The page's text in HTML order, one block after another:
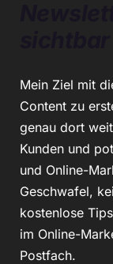
Mein Ziel mit
Content zu
genau dort
Kunden und
und Online-
Geschwafel,
kostenlose
im Online-
Postfach.